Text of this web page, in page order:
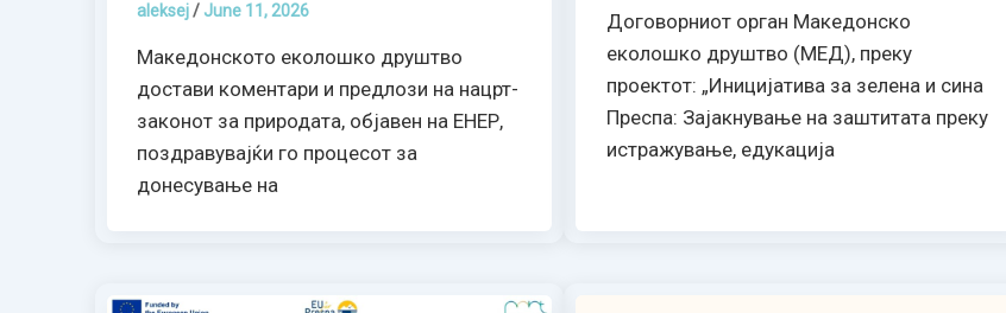
aleksej/ June 11, 2026
Македонското еколошко друштво
достави коментари и предлози на нацрт-
законот за природата, објавен на ЕНЕР,
поздравувајќи го процесот за
донесување на
Договорниот орган Македонско
еколошко друштво (МЕД), преку
проектот: „Иницијатива за зелена и сина
Преспа: Зајакнување на заштитата преку
истражување, едукација